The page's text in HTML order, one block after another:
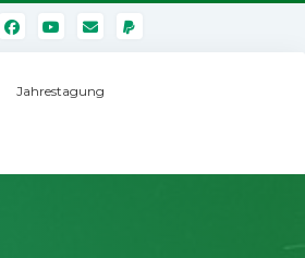
Jahrestagung